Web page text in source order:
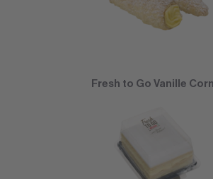
Fresh to Go Vanille